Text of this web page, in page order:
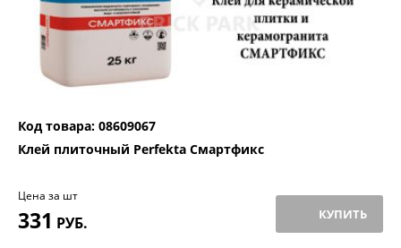
Код товара: 08609067
Клей плиточный Perfekta Смартфикс
Цена за шт
331 РУБ. КУПИТЬ